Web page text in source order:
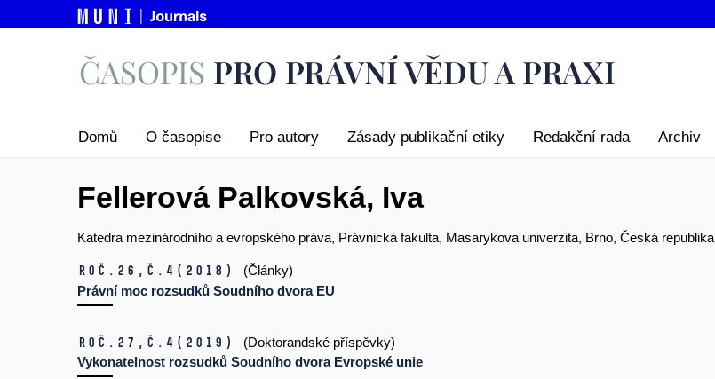
Domů O časopise Pro autory Zásady publikační etiky Redakční rada Archiv
Fellerová Palkovská, Iva
Katedra mezinárodního a evropského práva, Právnická fakulta, Masarykova univerzita, Brno, Česká republika
Roč.26, č.4 (2018)
(Články)
Právní moc rozsudků Soudního dvora EU
Roč.27, č.4 (2019)
(Doktorandské příspěvky)
Vykonatelnost rozsudků Soudního dvora Evropské unie